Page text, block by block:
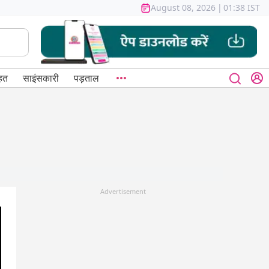
August 08, 2026 | 01:38 IST
साइंसकारी पड़ताल
Advertisement